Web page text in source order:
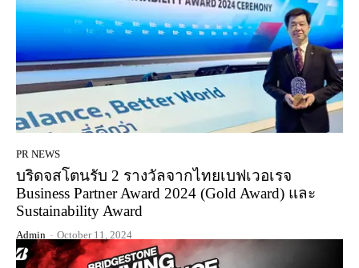
PR NEWS
บริดจสโตนรับ 2 รางวัลจากไทยเบฟเวอเรจ
Business Partner Award 2024 (Gold Award) และ
Sustainability Award
Admin - October 11, 2024